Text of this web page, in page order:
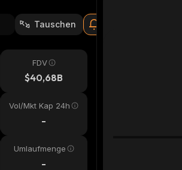
Tauschen
FDV
$40,68B
Vol/Mkt Kap 24h
-
Umlaufmenge
-